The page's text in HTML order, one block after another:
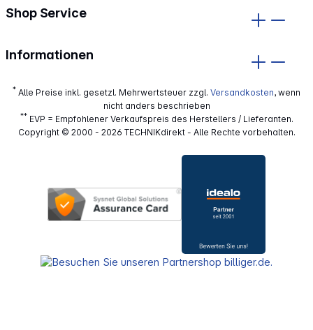
Shop Service
Informationen
* Alle Preise inkl. gesetzl. Mehrwertsteuer zzgl. Versandkosten, wenn
nicht anders beschrieben
**EVP = Empfohlener Verkaufspreis des Herstellers / Lieferanten.
Copyright © 2000 - 2026 TECHNIKdirekt - Alle Rechte vorbehalten.